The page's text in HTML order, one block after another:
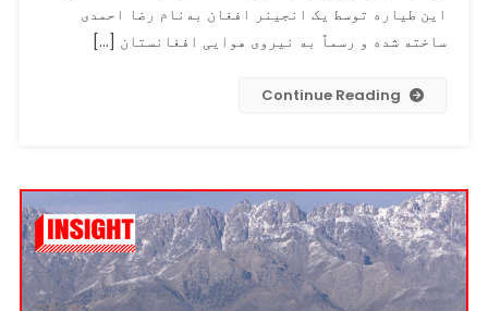
بی‌سرنشین
واقعاً
انجینر
ساخته
شده
است؟
این طیاره توسط یک انجینر افغان به‌نام رضا احمدی
ساخته شده و رسماً به نیروی هوایی افغانستان […]
Continue Reading